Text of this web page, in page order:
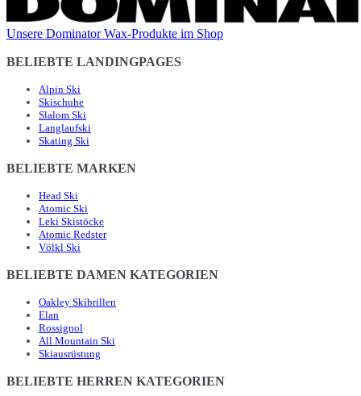
Unsere Dominator Wax-Produkte im Shop
BELIEBTE LANDINGPAGES
Alpin Ski
Skischuhe
Slalom Ski
Langlaufski
Skating Ski
BELIEBTE MARKEN
Head Ski
Atomic Ski
Leki Skistöcke
Atomic Redster
Völkl Ski
BELIEBTE DAMEN KATEGORIEN
Oakley Skibrillen
Elan
Rossignol
All Mountain Ski
Skiausrüstung
BELIEBTE HERREN KATEGORIEN